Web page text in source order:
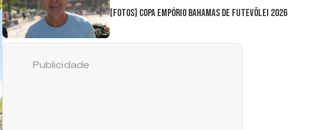
[FOTOS] Copa Empório Bahamas de Futevôlei 2026
Publicidade